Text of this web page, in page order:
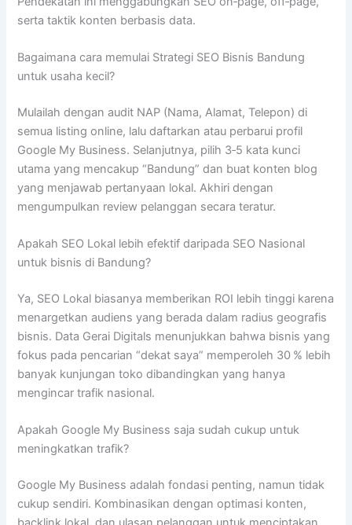
serta taktik konten berbasis data.
Bagaimana cara memulai Strategi SEO Bisnis Bandung
untuk usaha kecil?
Mulailah dengan audit NAP (Nama, Alamat, Telepon) di
semua listing online, lalu daftarkan atau perbarui profil
Google My Business. Selanjutnya, pilih 3‑5 kata kunci
utama yang mencakup “Bandung” dan buat konten blog
yang menjawab pertanyaan lokal. Akhiri dengan
mengumpulkan review pelanggan secara teratur.
Apakah SEO Lokal lebih efektif daripada SEO Nasional
untuk bisnis di Bandung?
Ya, SEO Lokal biasanya memberikan ROI lebih tinggi karena
menargetkan audiens yang berada dalam radius geografis
bisnis. Data Gerai Digitals menunjukkan bahwa bisnis yang
fokus pada pencarian “dekat saya” memperoleh 30 % lebih
banyak kunjungan toko dibandingkan yang hanya
mengincar trafik nasional.
Apakah Google My Business saja sudah cukup untuk
meningkatkan trafik?
Google My Business adalah fondasi penting, namun tidak
cukup sendiri. Kombinasikan dengan optimasi konten,